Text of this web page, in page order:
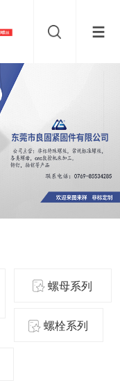
螺母系列
螺栓系列